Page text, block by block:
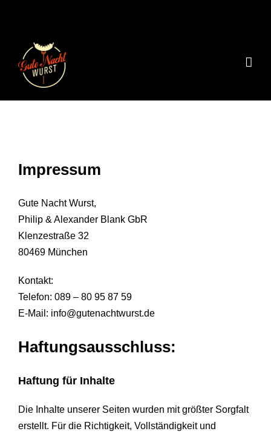
springen
Impressum
Gute Nacht Wurst,
Philip & Alexander Blank GbR
Klenzestraße 32
80469 München
Kontakt:
Telefon: 089 – 80 95 87 59
E-Mail: info@gutenachtwurst.de
Haftungsausschluss:
Haftung für Inhalte
Die Inhalte unserer Seiten wurden mit größter Sorgfalt
erstellt. Für die Richtigkeit, Vollständigkeit und